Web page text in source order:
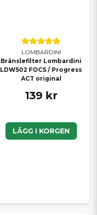
LOMBARDINI
Bränslefilter Lombardini
LDW502 FOCS / Progress
ACT original
139 kr
LÄGG I KORGEN